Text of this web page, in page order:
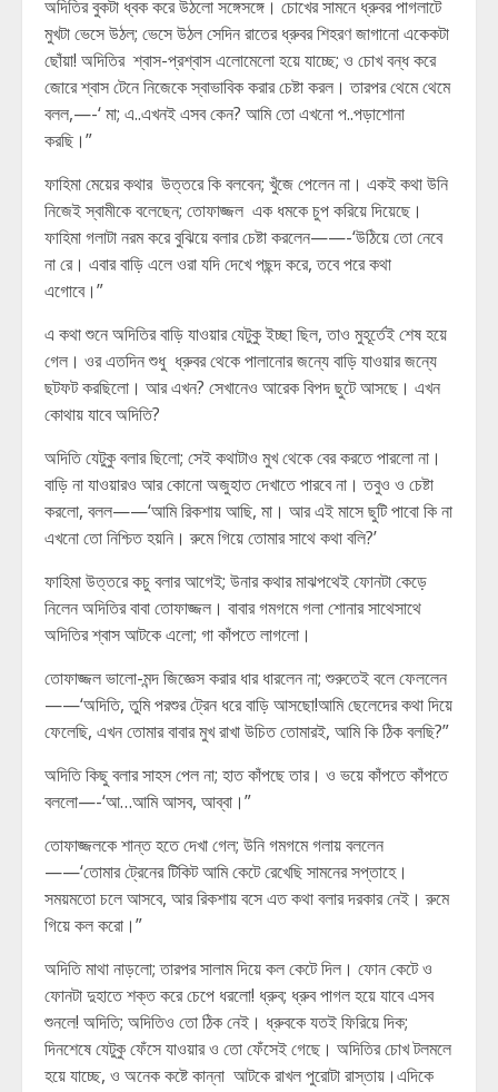
অদিতির বুকটা ধ্বক করে উঠলো সঙ্গেসঙ্গে। চোখের সামনে ধ্রুবর পাগলাটে
মুখটা ভেসে উঠল; ভেসে উঠল সেদিন রাতের ধ্রুবর শিহরণ জাগানো একেকটা
ছোঁয়া! অদিতির শ্বাস-প্রশ্বাস এলোমেলো হয়ে যাচ্ছে; ও চোখ বন্ধ করে
জোরে শ্বাস টেনে নিজেকে স্বাভাবিক করার চেষ্টা করল। তারপর থেমে থেমে
বলল,—-‘ মা; এ..এখনই এসব কেন? আমি তো এখনো প..পড়াশোনা
করছি।”
ফাহিমা মেয়ের কথার উত্তরে কি বলবেন; খুঁজে পেলেন না। একই কথা উনি
নিজেই স্বামীকে বলেছেন; তোফাজ্জল এক ধমকে চুপ করিয়ে দিয়েছে।
ফাহিমা গলাটা নরম করে বুঝিয়ে বলার চেষ্টা করলেন——-‘উঠিয়ে তো নেবে
না রে। এবার বাড়ি এলে ওরা যদি দেখে পছন্দ করে, তবে পরে কথা
এগোবে।”
এ কথা শুনে অদিতির বাড়ি যাওয়ার যেটুকু ইচ্ছা ছিল, তাও মুহূর্তেই শেষ হয়ে
গেল। ওর এতদিন শুধু ধ্রুবর থেকে পালানোর জন্যে বাড়ি যাওয়ার জন্যে
ছটফট করছিলো। আর এখন? সেখানেও আরেক বিপদ ছুটে আসছে। এখন
কোথায় যাবে অদিতি?
অদিতি যেটুকু বলার ছিলো; সেই কথাটাও মুখ থেকে বের করতে পারলো না।
বাড়ি না যাওয়ারও আর কোনো অজুহাত দেখাতে পারবে না। তবুও ও চেষ্টা
করলো, বলল——‘আমি রিকশায় আছি, মা। আর এই মাসে ছুটি পাবো কি না
এখনো তো নিশ্চিত হয়নি। রুমে গিয়ে তোমার সাথে কথা বলি?’
ফাহিমা উত্তরে কচু বলার আগেই; উনার কথার মাঝপথেই ফোনটা কেড়ে
নিলেন অদিতির বাবা তোফাজ্জল। বাবার গমগমে গলা শোনার সাথেসাথে
অদিতির শ্বাস আটকে এলো; গা কাঁপতে লাগলো।
তোফাজ্জল ভালো-মন্দ জিজ্ঞেস করার ধার ধারলেন না; শুরুতেই বলে ফেললেন
——‘অদিতি, তুমি পরশুর ট্রেন ধরে বাড়ি আসছো!আমি ছেলেদের কথা দিয়ে
ফেলেছি, এখন তোমার বাবার মুখ রাখা উচিত তোমারই, আমি কি ঠিক বলছি?”
অদিতি কিছু বলার সাহস পেল না; হাত কাঁপছে তার। ও ভয়ে কাঁপতে কাঁপতে
বললো—-‘আ…আমি আসব, আব্বা।”
তোফাজ্জলকে শান্ত হতে দেখা গেল; উনি গমগমে গলায় বললেন
——‘তোমার ট্রেনের টিকিট আমি কেটে রেখেছি সামনের সপ্তাহে।
সময়মতো চলে আসবে, আর রিকশায় বসে এত কথা বলার দরকার নেই। রুমে
গিয়ে কল করো।”
অদিতি মাথা নাড়লো; তারপর সালাম দিয়ে কল কেটে দিল। ফোন কেটে ও
ফোনটা দুহাতে শক্ত করে চেপে ধরলো! ধ্রুব; ধ্রুব পাগল হয়ে যাবে এসব
শুনলে! অদিতি; অদিতিও তো ঠিক নেই। ধ্রুবকে যতই ফিরিয়ে দিক;
দিনশেষে যেটুকু ফেঁসে যাওয়ার ও তো ফেঁসেই গেছে। অদিতির চোখ টলমলে
হয়ে যাচ্ছে, ও অনেক কষ্টে কান্না আটকে রাখল পুরোটা রাস্তায়।এদিকে